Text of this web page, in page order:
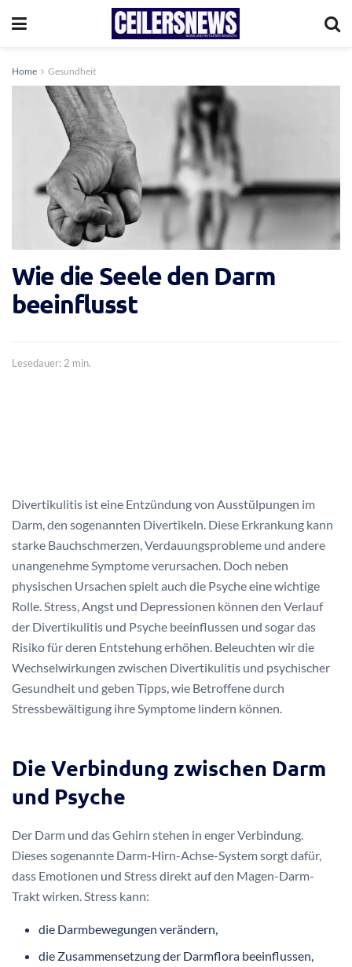
Home Gesundheit
Wie die Seele den Darm
beeinflusst
Lesedauer: 2 min.
Divertikulitis ist eine Entzündung von Ausstülpungen im
Darm, den sogenannten Divertikeln. Diese Erkrankung kann
starke Bauchschmerzen, Verdauungsprobleme und andere
unangenehme Symptome verursachen. Doch neben
physischen Ursachen spielt auch die Psyche eine wichtige
Rolle. Stress, Angst und Depressionen können den Verlauf
der Divertikulitis und Psyche beeinflussen und sogar das
Risiko für deren Entstehung erhöhen. Beleuchten wir die
Wechselwirkungen zwischen Divertikulitis und psychischer
Gesundheit und geben Tipps, wie Betroffene durch
Stressbewältigung ihre Symptome lindern können.
Die Verbindung zwischen Darm
und Psyche
Der Darm und das Gehirn stehen in enger Verbindung.
Dieses sogenannte Darm-Hirn-Achse-System sorgt dafür,
dass Emotionen und Stress direkt auf den Magen-Darm-
Trakt wirken. Stress kann:
die Darmbewegungen verändern,
die Zusammensetzung der Darmflora beeinflussen,